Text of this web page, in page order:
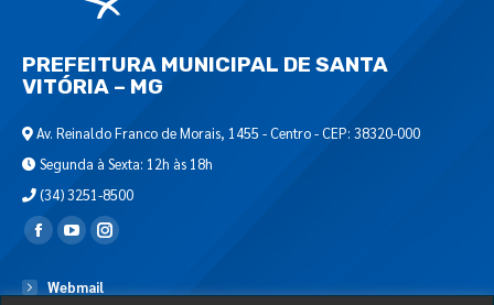
PREFEITURA MUNICIPAL DE SANTA
VITÓRIA – MG
Av. Reinaldo Franco de Morais, 1455 - Centro - CEP: 38320-000
Segunda à Sexta: 12h às 18h
(34) 3251-8500
Encontre-nos em:
Webmail